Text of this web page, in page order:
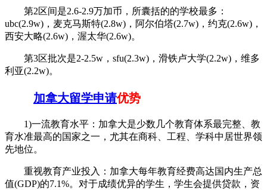
第2区间是2.6-2.9万加币，所囊括的的学校最多：
ubc(2.9w)，麦克马斯特(2.8w)，阿尔伯塔(2.7w)，约克(2.6w)，
西安大略(2.6w)，渥太华(2.6w)。
第3区批次是2-2.5w，sfu(2.3w)，滑铁卢大学(2.2w)，维多
利亚(2.2w)。
加拿大留学申请优势
1)一流教育水平：加拿大是少数几个教育体系最完整、教
育水准最高的国家之一，尤其在商科、工程、学科中居世界领
先地位。
重视教育产业投入：加拿大每年教育经费高达国内生产总
值(GDP)的7.1%。对于成绩优异的学生，学生会提供贷款，资